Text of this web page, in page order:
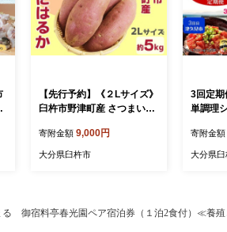
【先行予約】《２Lサイズ》
臼杵市野津町産 さつまいも
寄附金額 9,000円
大分県臼杵市
3回定期
単調理シリー
利
寄附金額
大分県臼
る 御宿料亭春光園ペア宿泊券（１泊2食付）≪養